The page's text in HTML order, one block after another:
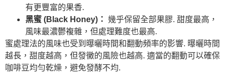
有更豐富的果香.
黑蜜 (Black Honey)： 幾乎保留全部果膠. 甜度最高，
風味最濃鬱複雜，但處理難度也最高.
蜜處理法的風味也受到曝曬時間和翻動頻率的影響. 曝曬時間
越長，甜度越高，但發黴的風險也越高. 適當的翻動可以確保
咖啡豆均勻乾燥，避免發酵不均.